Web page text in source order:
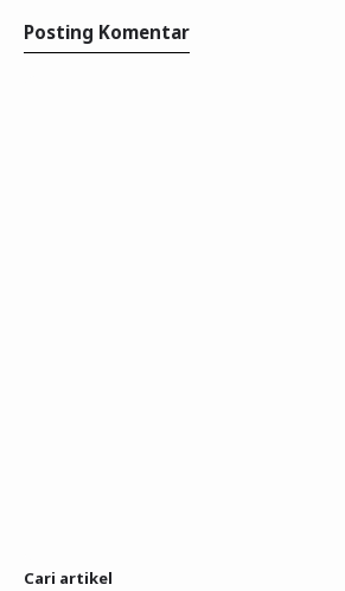
Posting Komentar
Cari artikel